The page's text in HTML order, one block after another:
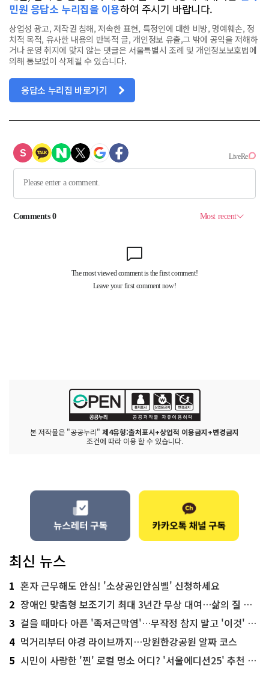
민원 응답소 누리집을 이용하여 주시기 바랍니다.
상업성 광고, 저작권 침해, 저속한 표현, 특정인에 대한 비방, 명예훼손, 정
치적 목적, 유사한 내용의 반복적 글, 개인정보 유출,그 밖에 공익을 저해하
거나 운영 취지에 맞지 않는 댓글은 서울특별시 조례 및 개인정보보호법에
의해 통보없이 삭제될 수 있습니다.
응답소 누리집 바로가기
본 저작물은 "공공누리" 제4유형:출처표시+상업적 이용금지+변경금지
조건에 따라 이용 할 수 있습니다.
최신 뉴스
1 혼자 근무해도 안심! '소상공인안심벨' 신청하세요
2 장애인 맞춤형 보조기기 최대 3년간 무상 대여…삶의 질 높인다
3 걸을 때마다 아픈 '족저근막염'…무작정 참지 말고 '이것' 해보세요!
4 먹거리부터 야경 라이브까지…망원한강공원 알짜 코스
5 시민이 사랑한 '찐' 로컬 명소 어디? '서울에디션25' 추천 코스